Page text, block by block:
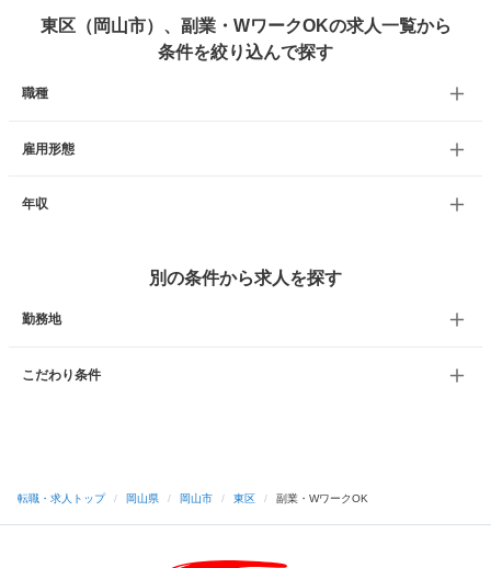
東区（岡山市）、副業・WワークOKの求人一覧から
条件を絞り込んで探す
職種
雇用形態
年収
別の条件から求人を探す
勤務地
こだわり条件
転職・求人トップ / 岡山県 / 岡山市 / 東区 / 副業・WワークOK